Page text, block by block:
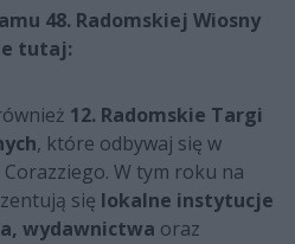
48. Radomskiej Wiosny
tutaj:
12. Radomskie Targi
, które odbywaj się w
Corazziego. W tym roku na
się lokalne instytucje
wydawnictwa oraz